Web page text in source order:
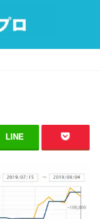
LINE